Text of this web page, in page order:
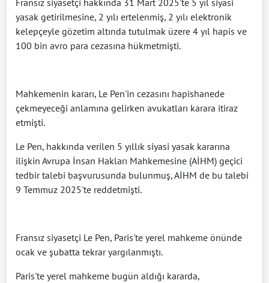
Fransız siyasetçi hakkında 31 Mart 2025'te 5 yıl siyasi
yasak getirilmesine, 2 yılı ertelenmiş, 2 yılı elektronik
kelepçeyle gözetim altında tutulmak üzere 4 yıl hapis ve
100 bin avro para cezasına hükmetmişti.
Mahkemenin kararı, Le Pen'in cezasını hapishanede
çekmeyeceği anlamına gelirken avukatları karara itiraz
etmişti.
Le Pen, hakkında verilen 5 yıllık siyasi yasak kararına
ilişkin Avrupa İnsan Hakları Mahkemesine (AİHM) geçici
tedbir talebi başvurusunda bulunmuş, AİHM de bu talebi
9 Temmuz 2025'te reddetmişti.
Fransız siyasetçi Le Pen, Paris'te yerel mahkeme önünde
ocak ve şubatta tekrar yargılanmıştı.
Paris'te yerel mahkeme bugün aldığı kararda,